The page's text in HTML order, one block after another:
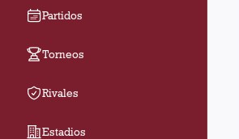
Partidos
Torneos
Rivales
Estadios